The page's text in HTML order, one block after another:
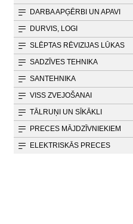
DARBA APĢĒRBI UN APAVI
DURVIS, LOGI
SLĒPTAS RĒVIZIJAS LŪKAS
SADZĪVES TEHNIKA
SANTEHNIKA
VISS ZVEJOŠANAI
TĀLRUŅI UN SĪKĀKLI
PRECES MĀJDZĪVNIEKIEM
ELEKTRISKĀS PRECES